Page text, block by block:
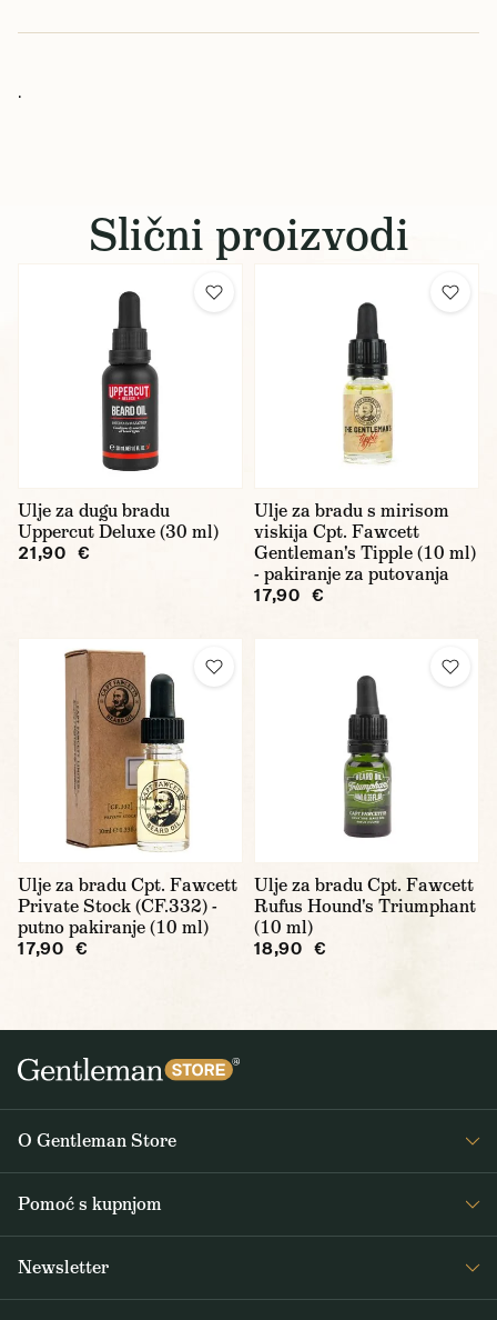
.
Slični proizvodi
Ulje za dugu bradu
Uppercut Deluxe (30 ml)
21,90 €
Ulje za bradu s mirisom
viskija Cpt. Fawcett
Gentleman's Tipple (10 ml)
- pakiranje za putovanja
17,90 €
Ulje za bradu Cpt. Fawcett
Private Stock (CF.332) -
putno pakiranje (10 ml)
17,90 €
Ulje za bradu Cpt. Fawcett
Rufus Hound's Triumphant
(10 ml)
18,90 €
O Gentleman Store
Pomoć s kupnjom
Newsletter